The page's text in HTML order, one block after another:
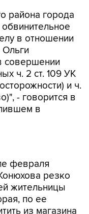
района города
в отношении
Ольги
совершении
ч. 2 ст. 109 УК
и ч.
- говорится в
в
жительницы
по ее
из магазина